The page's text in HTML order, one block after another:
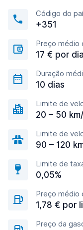
Código do
+351
Preço médio
17 € por dia
Duração
10 dias
Limite de
20 – 50
Limite de
90 – 120
Limite de
0,05%
Preço médio
1,78 € por
Preço da